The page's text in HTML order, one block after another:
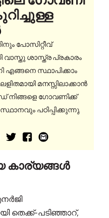
പോസിറ്റീവ്
ശാസ്ത്ര പ്രകാരം
എങ്ങനെ സ്ഥാപിക്കാം
മനസ്സിലാക്കാൻ
നിങ്ങളെ ഗോവണിക്ക്
പഠിപ്പിക്കുന്നു.
കാര്യങ്ങൾ
തെക്ക്-പടിഞ്ഞാറ്,